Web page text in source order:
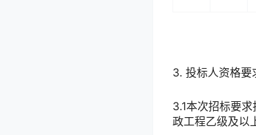
3. 投标人资格要
3.1本次招标要
政工程乙级及以